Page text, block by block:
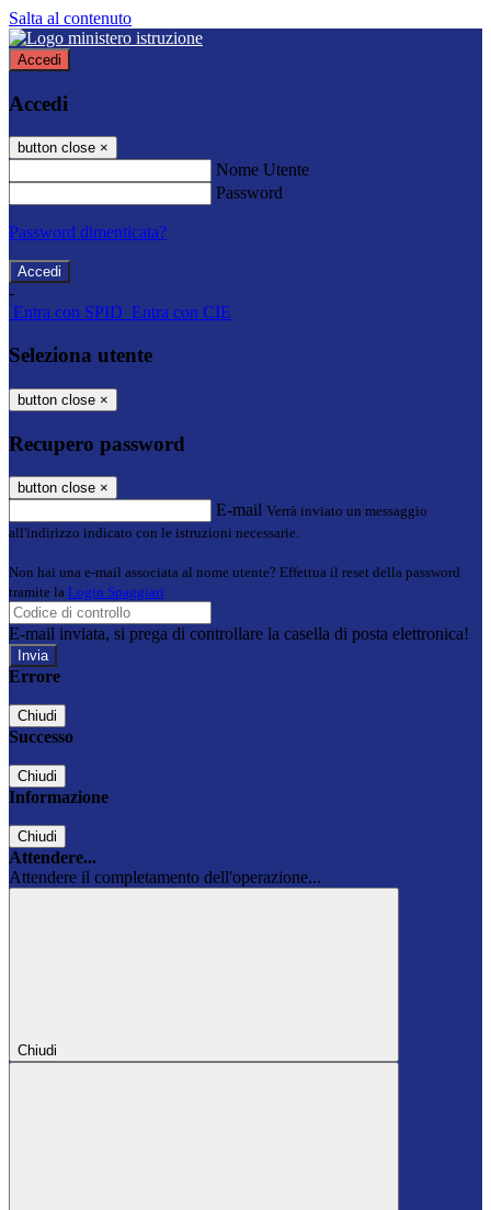
Salta al contenuto
Accedi
Accedi
button close ×
Nome Utente
Password
Password dimenticata?
-
Entra con SPID Entra con CIE
Seleziona utente
button close ×
Recupero password
button close ×
E-mail Verrà inviato un messaggio
all'indirizzo indicato con le istruzioni necessarie.
Non hai una e-mail associata al nome utente? Effettua il reset della password
tramite la Login Spaggiari
E-mail inviata, si prega di controllare la casella di posta elettronica!
Errore
Chiudi
Successo
Chiudi
Informazione
Chiudi
Attendere...
Attendere il completamento dell'operazione...
Chiudi